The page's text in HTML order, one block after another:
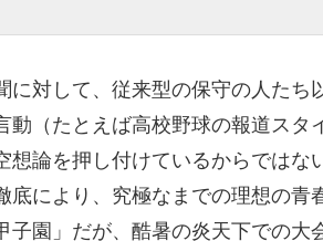
に対して、従来型の保守の人た
動（たとえば高校野球の報道スタ
想論を押し付けているからではな
底により、究極なまでの理想の
子園」だが、酷暑の炎天下での